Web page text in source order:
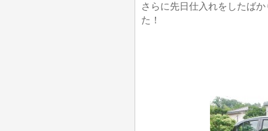
さらに先日仕入れをしたば
た！